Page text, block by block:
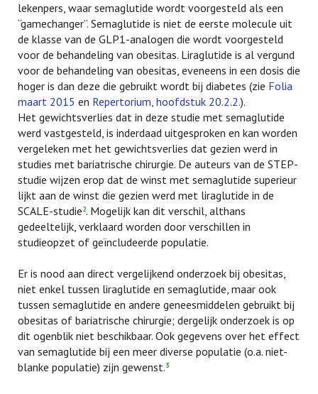
lekenpers, waar semaglutide wordt voorgesteld als een
“gamechanger”. Semaglutide is niet de eerste molecule uit
de klasse van de GLP1-analogen die wordt voorgesteld
voor de behandeling van obesitas. Liraglutide is al vergund
voor de behandeling van obesitas, eveneens in een dosis die
hoger is dan deze die gebruikt wordt bij diabetes (zie Folia
maart 2015 en Repertorium, hoofdstuk 20.2.2.).
Het gewichtsverlies dat in deze studie met semaglutide
werd vastgesteld, is inderdaad uitgesproken en kan worden
vergeleken met het gewichtsverlies dat gezien werd in
studies met bariatrische chirurgie. De auteurs van de STEP-
studie wijzen erop dat de winst met semaglutide superieur
lijkt aan de winst die gezien werd met liraglutide in de
SCALE-studie2. Mogelijk kan dit verschil, althans
gedeeltelijk, verklaard worden door verschillen in
studieopzet of geïncludeerde populatie.
Er is nood aan direct vergelijkend onderzoek bij obesitas,
niet enkel tussen liraglutide en semaglutide, maar ook
tussen semaglutide en andere geneesmiddelen gebruikt bij
obesitas of bariatrische chirurgie; dergelijk onderzoek is op
dit ogenblik niet beschikbaar. Ook gegevens over het effect
van semaglutide bij een meer diverse populatie (o.a. niet-
blanke populatie) zijn gewenst.3